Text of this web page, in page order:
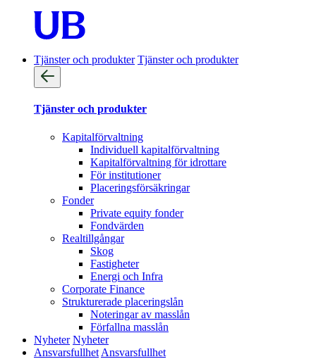
Tjänster och produkter Tjänster och produkter
Tjänster och produkter
Kapitalförvaltning
Individuell kapitalförvaltning
Kapitalförvaltning för idrottare
För institutioner
Placeringsförsäkringar
Fonder
Private equity fonder
Fondvärden
Realtillgångar
Skog
Fastigheter
Energi och Infra
Corporate Finance
Strukturerade placeringslån
Noteringar av masslån
Förfallna masslån
Nyheter Nyheter
Ansvarsfullhet Ansvarsfullhet